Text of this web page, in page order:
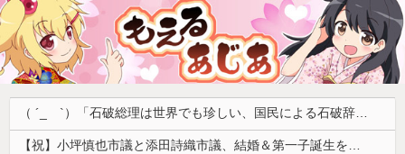
（ ´_ゝ`）「石破総理は世界でも珍しい、国民による石破辞めるなデモが自然発生した総理大臣です」
【祝】小坪慎也市議と添田詩織市議、結婚＆第一子誕生を発表 → ｗｗｗｗｗｗｗｗｗｗｗｗ